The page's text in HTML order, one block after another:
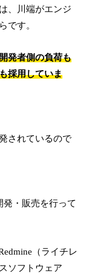
、川端がエンジ
です。
発者側の負荷も
採用していま
されているので
・販売を行って
（ライチレ
ソフトウェア